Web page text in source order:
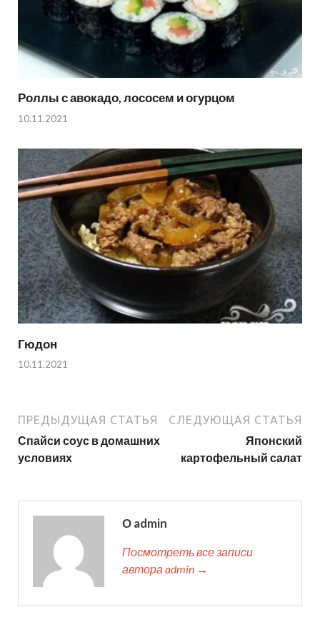
Роллы с авокадо, лососем и огурцом
10.11.2021
Гюдон
10.11.2021
ПРЕДЫДУЩАЯ СТАТЬЯ
Спайси соус в домашних
условиях
СЛЕДУЮЩАЯ СТАТЬЯ
Японский
картофельный салат
О admin
Посмотреть все записи
автора admin →